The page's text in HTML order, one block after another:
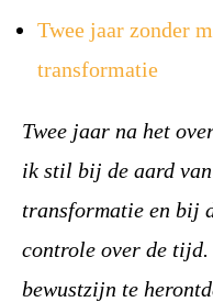
Twee jaar zonder
transformatie
Twee jaar na het
ik stil bij de aard
transformatie en bij
controle over de
bewustzijn te